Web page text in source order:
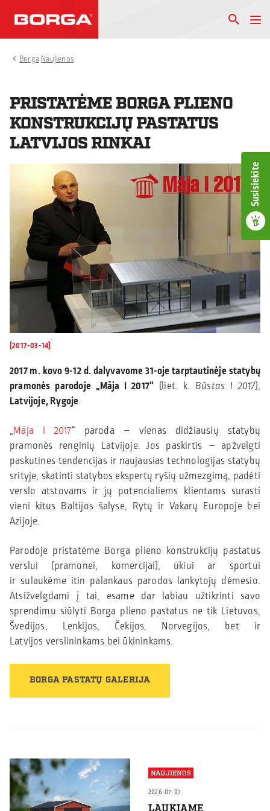
Susisiekite
Borga Naujienos
PRISTATĖME BORGA PLIENO
KONSTRUKCIJŲ PASTATUS
LATVIJOS RINKAI
[2017-03-14]
2017 m. kovo 9-12 d. dalyvavome 31-oje tarptautinėje statybų
pramonės parodoje „Māja I 2017“ (liet. k. Būstas I 2017),
Latvijoje, Rygoje.
„Māja I 2017“ paroda – vienas didžiausių statybų
pramonės renginių Latvijoje. Jos paskirtis – apžvelgti
paskutines tendencijas ir naujausias technologijas statybų
srityje, skatinti statybos ekspertų ryšių užmezgimą, padėti
verslo atstovams ir jų potencialiems klientams surasti
vieni kitus Baltijos šalyse, Rytų ir Vakarų Europoje bei
Azijoje.
Parodoje pristatėme Borga plieno konstrukcijų pastatus
verslui (pramonei, komercijai), ūkiui ar sportui
ir sulaukėme itin palankaus parodos lankytojų dėmesio.
Atsižvelgdami į tai, esame dar labiau užtikrinti savo
sprendimu siūlyti Borga plieno pastatus ne tik Lietuvos,
Švedijos, Lenkijos, Čekijos, Norvegijos, bet ir
Latvijos verslininkams bei ūkininkams.
BORGA PASTATŲ GALERIJA
NAUJIENOS
2026-07-07
LAUKIAME